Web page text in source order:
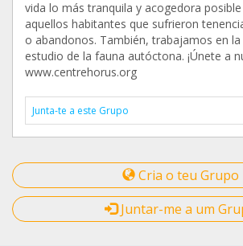
vida lo más tranquila y acogedora
aquellos habitantes que sufrieron
o abandonos. También, trabajamos en
estudio de la fauna autóctona. ¡Únete a
www.centrehorus.org
Junta-te a este Grupo
Cria o teu Grupo
Juntar-me a um